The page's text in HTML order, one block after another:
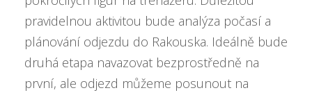
pravidelnou aktivitou bude analýza počasí a
plánování odjezdu do Rakouska. Ideálně bude
druhá etapa navazovat bezprostředně na
první, ale odjezd můžeme posunout na